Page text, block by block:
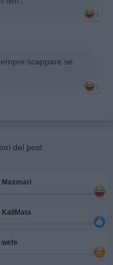
1
scappare se
1
del post
Maxmari
KaliMata
wefe